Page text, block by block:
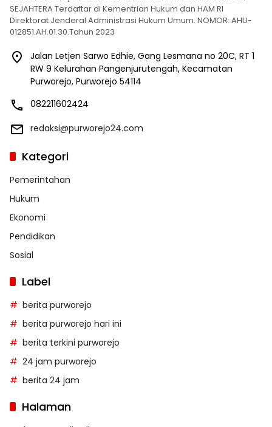
SEJAHTERA Terdaftar di Kementrian Hukum dan HAM RI
Direktorat Jenderal Administrasi Hukum Umum. NOMOR: AHU-
012851.AH.01.30.Tahun 2023
Jalan Letjen Sarwo Edhie, Gang Lesmana no 20C, RT 1
RW 9 Kelurahan Pangenjurutengah, Kecamatan
Purworejo, Purworejo 54114
082211602424
redaksi@purworejo24.com
Kategori
Pemerintahan
Hukum
Ekonomi
Pendidikan
Sosial
Label
berita purworejo
berita purworejo hari ini
berita terkini purworejo
24 jam purworejo
berita 24 jam
Halaman